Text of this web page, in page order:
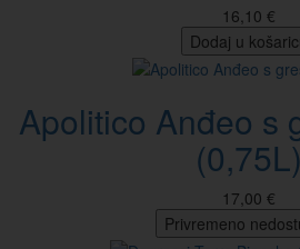
16,10 €
Dodaj u
Apolitico Anđeo s
(0,75L)
17,00 €
Privremeno